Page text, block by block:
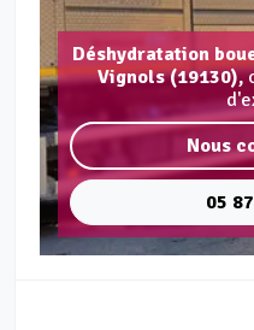
Déshydratation
Vignols (19130),
Nous
05